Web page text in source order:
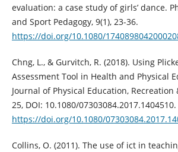
evaluation: a case study of girls’ dance.
and Sport Pedagogy, 9(1), 23-36.
https://doi.org/10.1080/
Chng, L., & Gurvitch, R. (2018). Using
Assessment Tool in Health and Physical
Journal of Physical Education, Recreation
25, DOI: 10.1080/07303084.2017.1404510.
https://doi.org/10.1080/
Collins, O. (2011). The use of ict in